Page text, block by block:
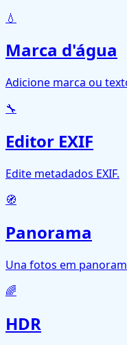
💧
Marca d'água
Adicione marca ou
🔧
Editor EXIF
Edite metadados EXIF.
🧭
Panorama
Una fotos em
🌈
HDR